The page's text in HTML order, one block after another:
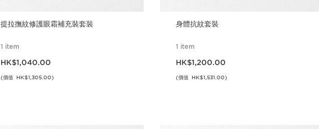
提拉撫紋修護眼霜​補充裝套裝
1 item
HK$1,040.00
(價值 HK$1,305.00)
身體抗紋套裝
1 item
HK$1,200.00
(價值 HK$1,531.00)